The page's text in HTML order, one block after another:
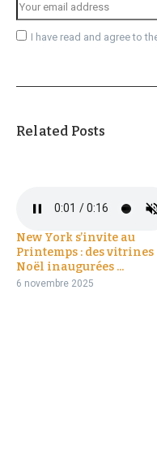
I have read and agree to
Related Posts
New York s’invite au
Printemps : des vitrines
Noël inaugurées ...
6 novembre 2025